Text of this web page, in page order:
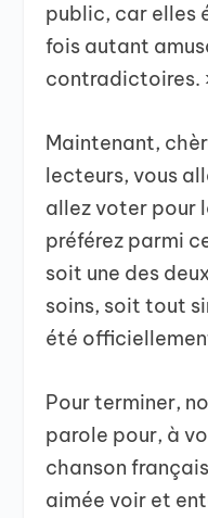
public, car elles
fois autant
contradictoires.
Maintenant,
lecteurs, vous
allez voter pour
préférez parmi
soit une des
soins, soit tout
été
Pour terminer,
parole pour, à
chanson
aimée voir et